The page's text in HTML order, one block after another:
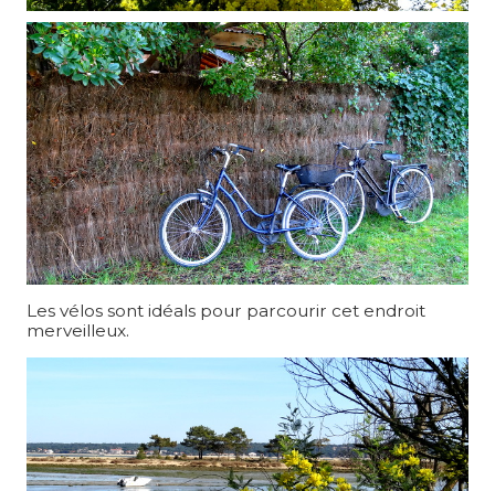
Les vélos sont idéals pour parcourir cet endroit
merveilleux.